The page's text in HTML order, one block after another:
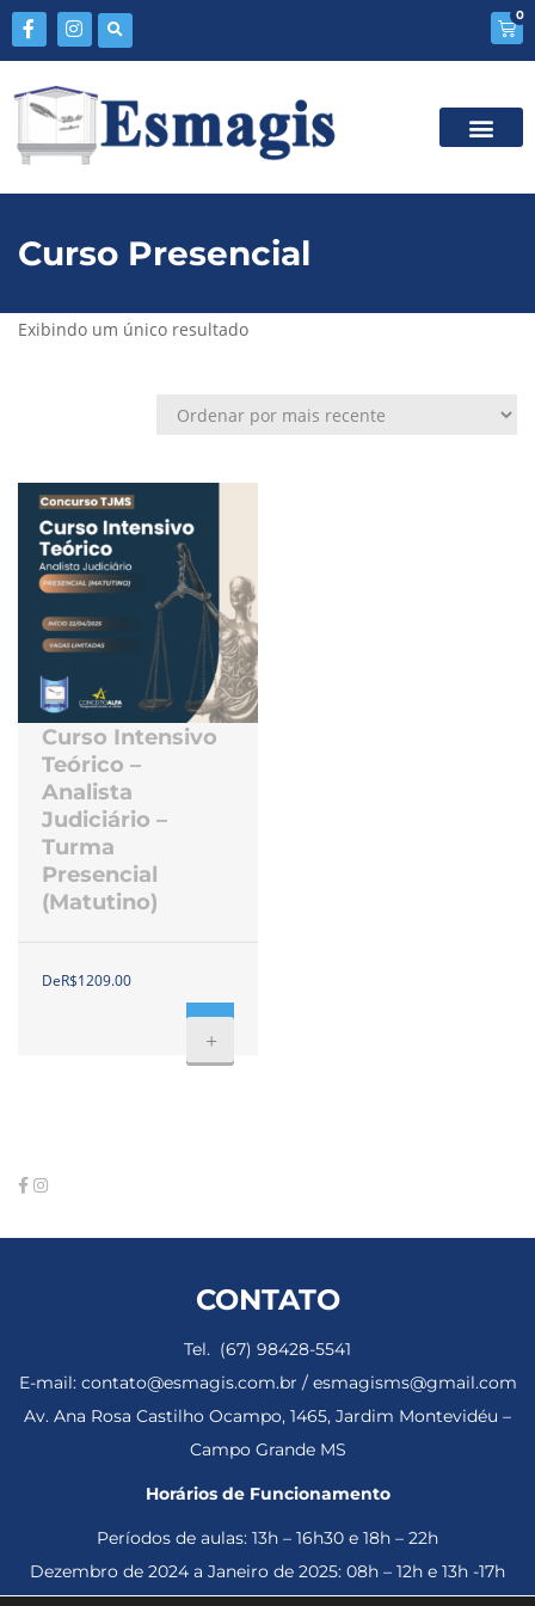
0
Curso Presencial
Exibindo um único resultado
Curso Intensivo
Teórico –
Analista
Judiciário –
Turma
Presencial
(Matutino)
DeR$1209.00
+
CONTATO
Tel. (67) 98428-5541
E-mail: contato@esmagis.com.br / esmagisms@gmail.com
Av. Ana Rosa Castilho Ocampo, 1465, Jardim Montevidéu –
Campo Grande MS
Horários de Funcionamento
Períodos de aulas: 13h – 16h30 e 18h – 22h
Dezembro de 2024 a Janeiro de 2025: 08h – 12h e 13h -17h